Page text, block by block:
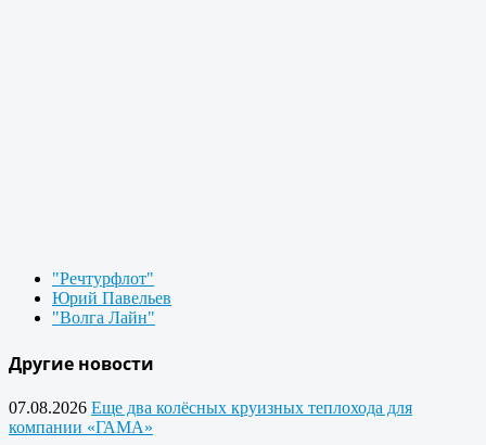
"Речтурфлот"
Юрий Павельев
"Волга Лайн"
Другие новости
07.08.2026 Еще два колёсных круизных теплохода для
компании «ГАМА»